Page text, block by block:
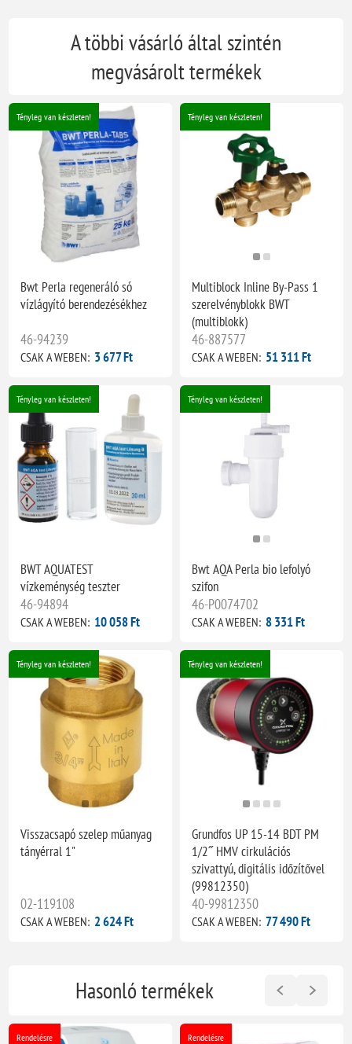
A többi vásárló által szintén
megvásárolt termékek
Tényleg van készleten!
Bwt Perla regeneráló só
vízlágyító berendezésékhez
46-94239
CSAK A WEBEN: 3 677 Ft
Tényleg van készleten!
Multiblock Inline By-Pass 1
szerelvényblokk BWT
(multiblokk)
46-887577
CSAK A WEBEN: 51 311 Ft
Tényleg van készleten!
BWT AQUATEST
vízkeménység teszter
46-94894
CSAK A WEBEN: 10 058 Ft
Tényleg van készleten!
Bwt AQA Perla bio lefolyó
szifon
46-P0074702
CSAK A WEBEN: 8 331 Ft
Tényleg van készleten!
Visszacsapó szelep műanyag
tányérral 1"
02-119108
CSAK A WEBEN: 2 624 Ft
Tényleg van készleten!
Grundfos UP 15-14 BDT PM
1/2˝ HMV cirkulációs
szivattyú, digitális időzítővel
(99812350)
40-99812350
CSAK A WEBEN: 77 490 Ft
Hasonló termékek
Rendelésre Rendelésre